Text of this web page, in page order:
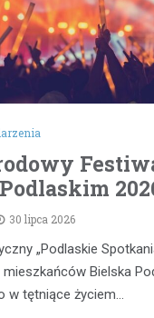
30 lipca 2026
„Podlaskie
mieszkańców Bielska
w tętniące życiem…